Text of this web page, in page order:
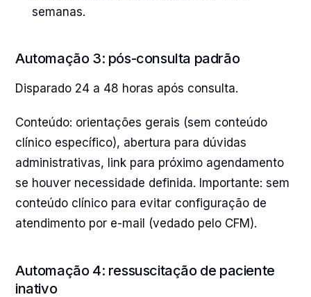
semanas.
Automação 3: pós-consulta padrão
Disparado 24 a 48 horas após consulta.
Conteúdo: orientações gerais (sem conteúdo
clínico específico), abertura para dúvidas
administrativas, link para próximo agendamento
se houver necessidade definida. Importante: sem
conteúdo clínico para evitar configuração de
atendimento por e-mail (vedado pelo CFM).
Automação 4: ressuscitação de paciente
inativo